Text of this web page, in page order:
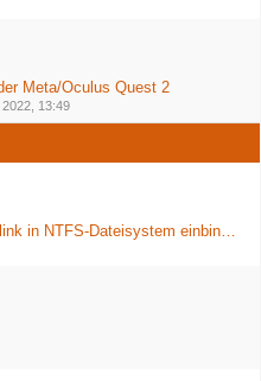
Meta/Oculus Quest 2
13:49
Ordner vom NAS per Symlink in NTFS-Dateisystem einbinden